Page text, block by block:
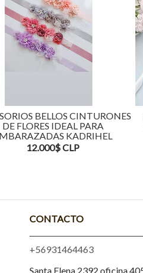
CINTURONES
IDEAL PARA
KADRIHEL
CLP
BELLOS
IDEAL
CONTACTO
+56931464463
Santa Elena 2392 oficina